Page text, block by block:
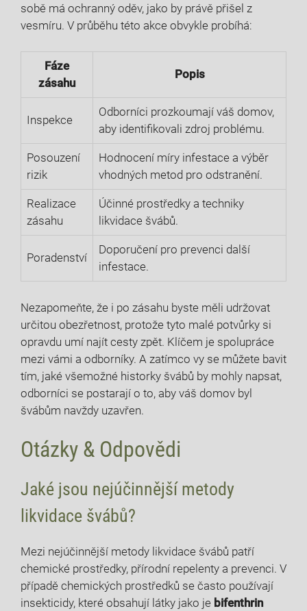
sobě má ochranný oděv, jako by právě přišel z
vesmíru.⁤ V průběhu této akce⁤ obvykle probíhá:
Fáze
⁤zásahu
Popis
Inspekce
Odborníci prozkoumají váš domov,
aby identifikovali zdroj problému.
Posouzení
rizik
Hodnocení míry infestace a ‌výběr
vhodných metod pro odstranění.
Realizace
zásahu
Účinné prostředky a techniky
⁤likvidace švábů.
Poradenství
Doporučení pro prevenci⁣ další
infestace.
Nezapomeňte, že​ i po zásahu byste měli⁣ udržovat
určitou obezřetnost, protože tyto malé potvůrky si
‌opravdu umí najít cesty zpět. Klíčem je‌ spolupráce
mezi vámi a odborníky. A zatímco vy se můžete bavit
tím, jaké‍ všemožné ‍historky švábů‌ by mohly napsat,
odborníci​ se postarají⁤ o to, aby váš domov byl
švábům‍ navždy ‌uzavřen.
Otázky & Odpovědi
Jaké jsou‍ nejúčinnější metody
likvidace švábů?
Mezi nejúčinnější⁣ metody ‌likvidace ⁣švábů patří
chemické prostředky, ⁢přírodní ⁢repelenty a prevenci. ​V
případě chemických prostředků ‍se často používají
insekticidy, které obsahují látky jako je bifenthrin